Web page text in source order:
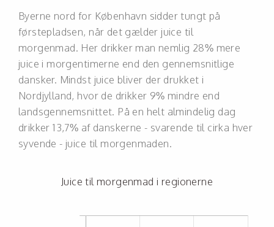
Byerne nord for København sidder tungt på
førstepladsen, når det gælder juice til
morgenmad. Her drikker man nemlig 28% mere
juice i morgentimerne end den gennemsnitlige
dansker. Mindst juice bliver der drukket i
Nordjylland, hvor de drikker 9% mindre end
landsgennemsnittet. På en helt almindelig dag
drikker 13,7% af danskerne - svarende til cirka hver
syvende - juice til morgenmaden.
Juice til morgenmad i regionerne